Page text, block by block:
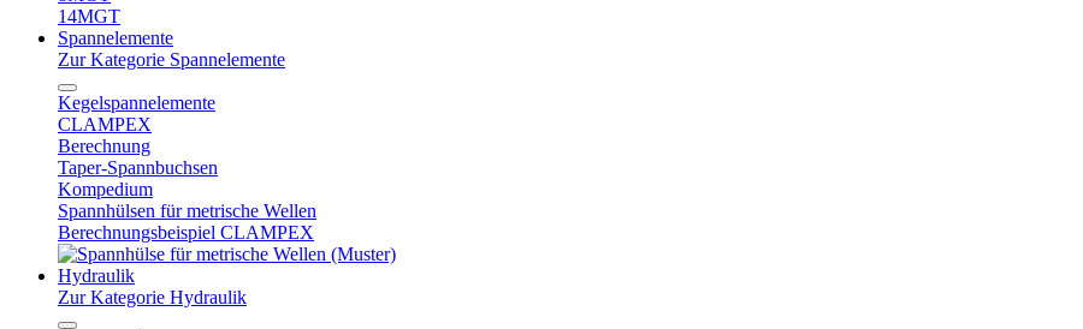
14MGT
Spannelemente
Zur Kategorie Spannelemente
Kegelspannelemente
CLAMPEX
Berechnung
Taper-Spannbuchsen
Kompedium
Spannhülsen für metrische Wellen
Berechnungsbeispiel CLAMPEX
Hydraulik
Zur Kategorie Hydraulik